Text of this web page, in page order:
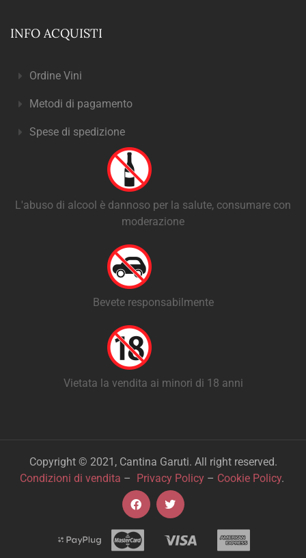
INFO ACQUISTI
Ordine Vini
Metodi di pagamento
Spese di spedizione
L'abuso di alcool è dannoso per la salute, consumare con
moderazione
Bevete responsabilmente
Vietata la vendita ai minori di 18 anni
Copyright © 2021, Cantina Garuti. All right reserved.
Condizioni di vendita – Privacy Policy– Cookie Policy.